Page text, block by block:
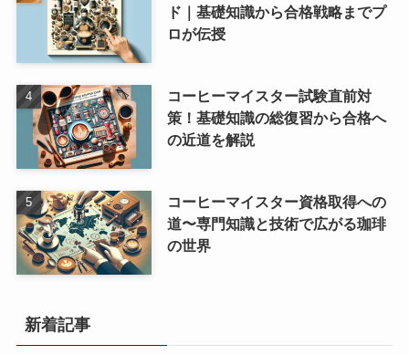
ド｜基礎知識から合格戦略までプ
ロが伝授
コーヒーマイスター試験直前対
策！基礎知識の総復習から合格へ
の近道を解説
コーヒーマイスター資格取得への
道〜専門知識と技術で広がる珈琲
の世界
新着記事